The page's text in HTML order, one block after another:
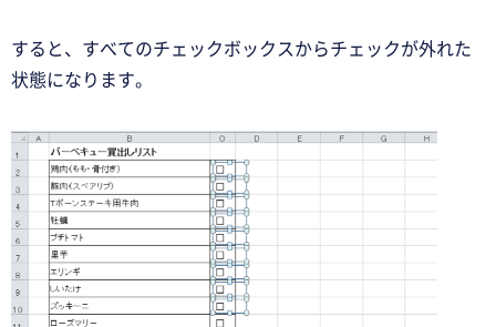
すると、すべてのチェックボックスからチェックが外れた
状態になります。